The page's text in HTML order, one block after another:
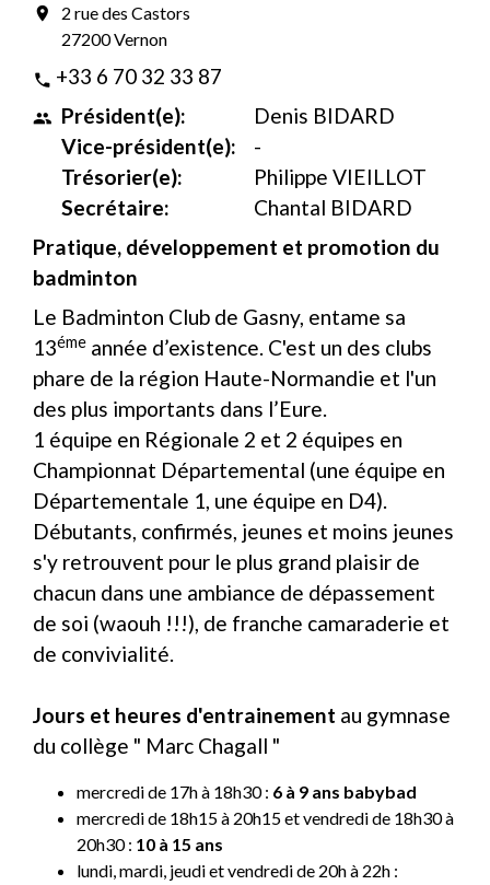
location_on
2 rue des Castors
27200 Vernon
phone +33 6 70 32 33 87
people Président(e):
Vice-président(e):
Trésorier(e):
Secrétaire:
Denis BIDARD
-
Philippe VIEILLOT
Chantal BIDARD
Pratique, développement et promotion du
badminton
Le Badminton Club de Gasny, entame sa
13éme année d’existence. C'est un des clubs
phare de la région Haute-Normandie et l'un
des plus importants dans l’Eure.
1 équipe en Régionale 2 et 2 équipes en
Championnat Départemental (une équipe en
Départementale 1, une équipe en D4).
Débutants, confirmés, jeunes et moins jeunes
s'y retrouvent pour le plus grand plaisir de
chacun dans une ambiance de dépassement
de soi (waouh !!!), de franche camaraderie et
de convivialité.
Jours et heures d'entrainement au gymnase
du collège " Marc Chagall "
mercredi de 17h à 18h30 : 6 à 9 ans babybad
mercredi de 18h15 à 20h15 et vendredi de 18h30 à
20h30 : 10 à 15 ans
lundi, mardi, jeudi et vendredi de 20h à 22h :